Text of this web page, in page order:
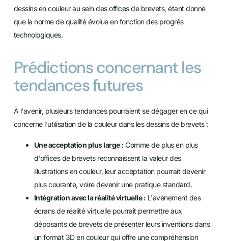
dessins en couleur au sein des offices de brevets, étant donné
que la norme de qualité évolue en fonction des progrès
technologiques.
Prédictions concernant les
tendances futures
À l'avenir, plusieurs tendances pourraient se dégager en ce qui
concerne l'utilisation de la couleur dans les dessins de brevets :
Une acceptation plus large : Comme de plus en plus
d'offices de brevets reconnaissent la valeur des
illustrations en couleur, leur acceptation pourrait devenir
plus courante, voire devenir une pratique standard.
Intégration avec la réalité virtuelle : L'avènement des
écrans de réalité virtuelle pourrait permettre aux
déposants de brevets de présenter leurs inventions dans
un format 3D en couleur qui offre une compréhension